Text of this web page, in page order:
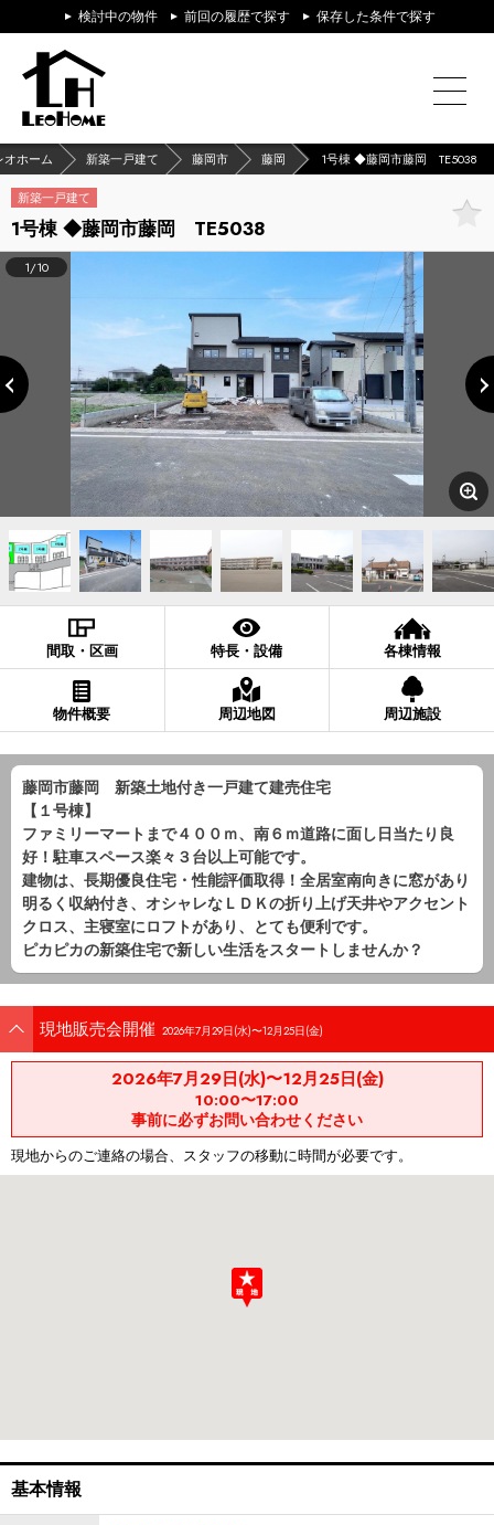
検討中の物件 前回の履歴で探す 保存した条件で探す
オホーム 新築一戸建て 藤岡市 藤岡 1号棟 ◆藤岡市藤岡 TE5038
新築一戸建て
1号棟 ◆藤岡市藤岡 TE5038
1/10
間取・区画 特長・設備 各棟情報
物件概要 周辺地図 周辺施設
藤岡市藤岡 新築土地付き一戸建て建売住宅
【１号棟】
ファミリーマートまで４００ｍ、南６ｍ道路に面し日当たり良
好！駐車スペース楽々３台以上可能です。
建物は、長期優良住宅・性能評価取得！全居室南向きに窓があり
明るく収納付き、オシャレなＬＤＫの折り上げ天井やアクセント
クロス、主寝室にロフトがあり、とても便利です。
ピカピカの新築住宅で新しい生活をスタートしませんか？
現地販売会開催 2026年7月29日(水)〜12月25日(金)
2026年7月29日(水)〜12月25日(金)
10:00〜17:00
事前に必ずお問い合わせください
現地からのご連絡の場合、スタッフの移動に時間が必要です。
基本情報